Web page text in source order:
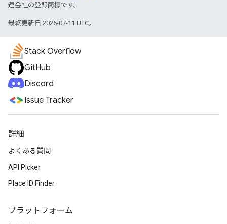
連会社の登録商標です。
最終更新日 2026-07-11 UTC。
Stack Overflow
GitHub
Discord
Issue Tracker
詳細
よくある質問
API Picker
Place ID Finder
プラットフォーム